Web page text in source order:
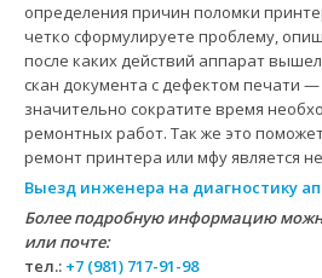
определения причин поломки
четко сформулируете проблему,
после каких действий аппарат
скан документа с дефектом печати
значительно сократите время
ремонтных работ. Так же это
ремонт принтера или мфу является
Выезд инженера на диагностику
Более подробную информацию
или почте:
тел.: +7 (981) 717-91-98